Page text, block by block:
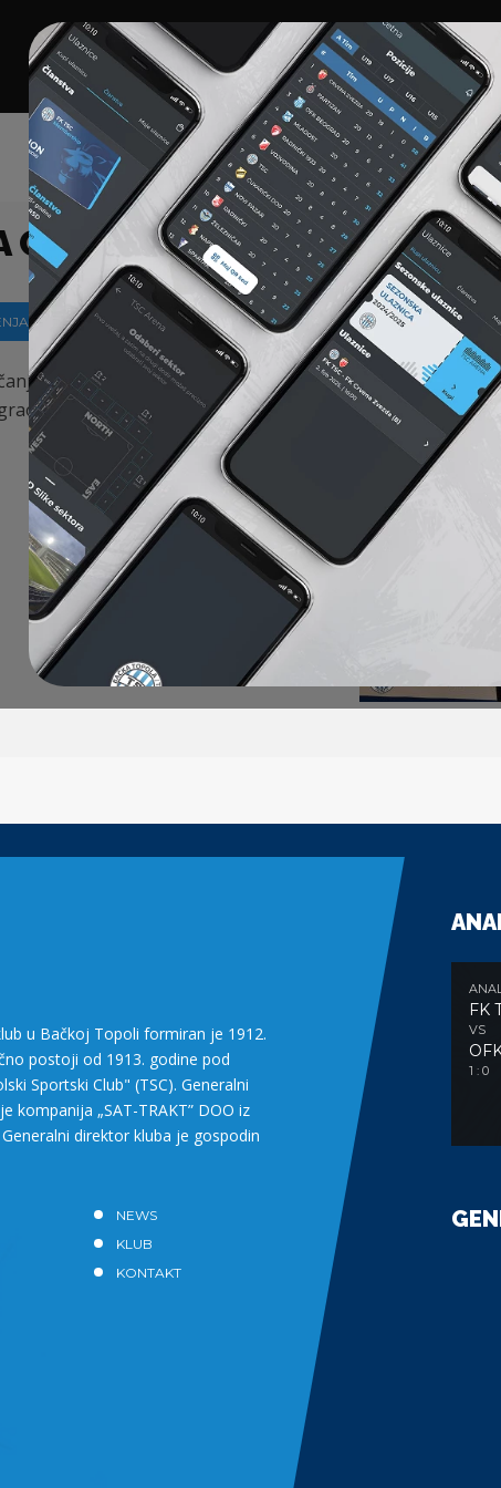
HOME SPONZORI NEWS GALERIJE A TIM ČLANSTVO
CAPAN JE POTPISAO ZA TSC
29-05-2024
nešeg kluba u letnjem prelaznom roku je Luka
je za Lokomotivu, Rijeku, za turski Bursaspor i za
u Bačkoj Topoli formiran je 1912.
postoji od 1913. godine pod
Sportski Club" (TSC). Generalni
kompanija „SAT-TRAKT” DOO iz
direktor kluba je gospodin
NEWS
KLUB
KONTAKT
FK
VS
1 : 0